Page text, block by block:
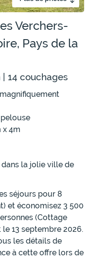
Verchers-
Pays de la
14 couchages
x 4m
la jolie ville de
séjours pour 8
et économisez 3 500
(Cottage
13 septembre 2026.
les détails de
à cette offre lors de